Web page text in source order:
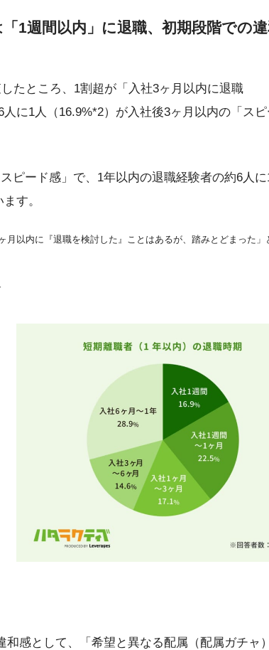
1週間以内」に退職、初期段階での
たところ、1割超が「入社3ヶ月以内に退職
に1人（16.9%*2）が入社後3ヶ月以内の「スピ
ード感」で、1年以内の退職経験者の約6人に
す。
以内に『退職を検討した』ことはあるが、踏みとどまった」
感として、「希望と異なる配属（配属ガチャ）